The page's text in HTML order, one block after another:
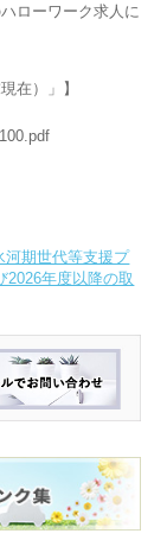
ローワーク求人に
在）」】
河期世代等支援プ
2026年度以降の取